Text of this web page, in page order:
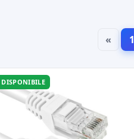
« 1
DISPONIBILE